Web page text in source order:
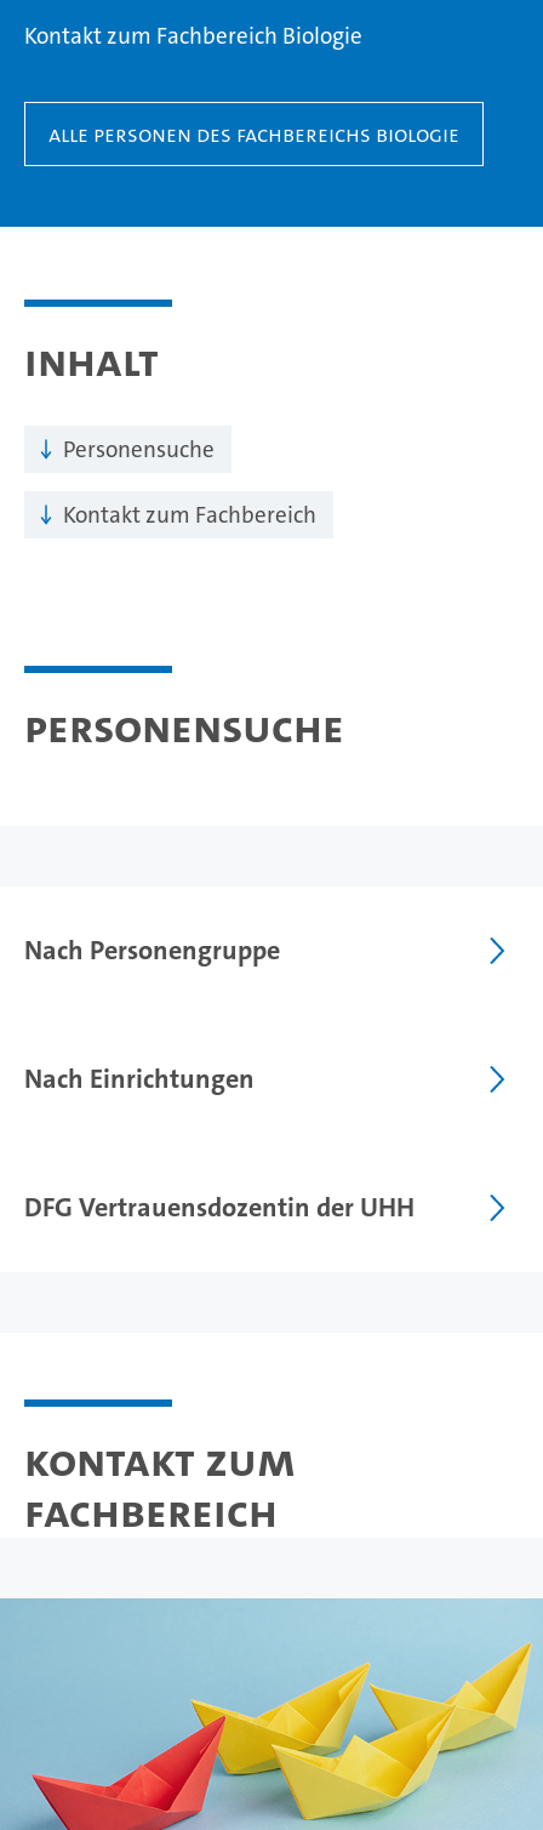
Kontakt zum Fachbereich Biologie
Alle Personen des Fachbereichs Biologie
Inhalt
Personensuche
Kontakt zum Fachbereich
Personensuche
Nach Personengruppe
Nach Einrichtungen
DFG Vertrauensdozentin der UHH
Kontakt zum
Fachbereich